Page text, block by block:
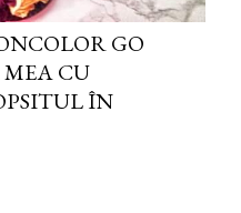
GO
CU
ÎN